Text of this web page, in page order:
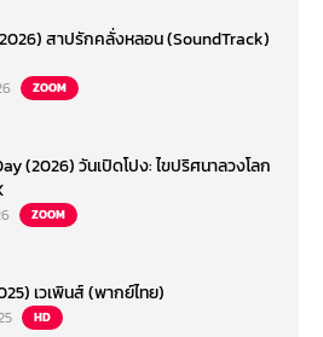
สาปรักคลั่งหลอน (SoundTrack)
ZOOM
(2026) วันเปิดโปง: ไขปริศนาลวงโลก
ZOOM
เวเพินส์ (พากย์ไทย)
HD